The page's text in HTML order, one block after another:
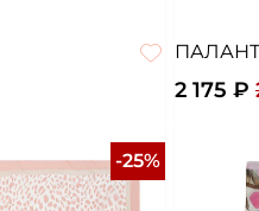
2 175 ₽
-25%